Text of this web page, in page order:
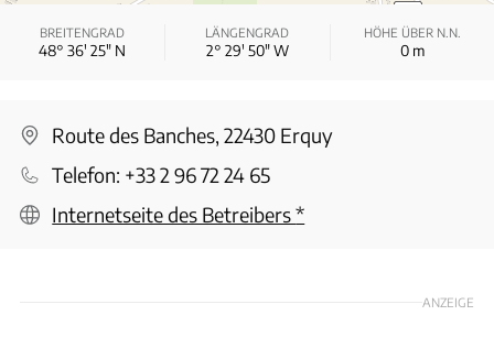
BREITENGRAD
48° 36′ 25″ N
LÄNGENGRAD
2° 29′ 50″ W
HÖHE ÜBER N.N.
0m
Route des Banches, 22430 Erquy
Telefon: +33 2 96 72 24 65
Internetseite des Betreibers*
ANZEIGE